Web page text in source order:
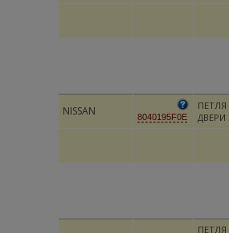
NISSAN 8040195F0E
ПЕТЛЯ
ДВЕРИ
ПЕТЛЯ